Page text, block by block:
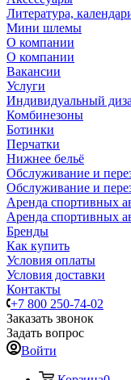
Литература,
Мини шлемы
О компании
О компании
Вакансии
Услуги
Индивидуальный
Комбинезоны
Ботинки
Перчатки
Нижнее бельё
Обслуживание и
Обслуживание и
Аренда спортивных
Аренда спортивных
Бренды
Как купить
Условия оплаты
Условия доставки
Контакты
+7 800 250-74-02
Заказать звонок
Задать вопрос
Войти